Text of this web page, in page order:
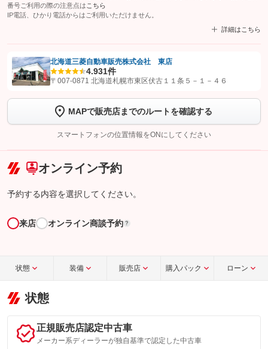
番号ご利用の際の注意点は こちら
IP電話、ひかり電話からはご利用いただけません。
詳細はこちら
【STEP1】認証画面でグーネットを友だち追加してから「許可する」ボタンを押
トーク画面で
ボタンをタップして問い合わせを
完了してください。
こちら
北海道三菱自動車販売株式会社 東店
4.931件
〒007-0871 北海道札幌市東区伏古１１条５－１－４６
MAPで販売店までのルートを確認する
スマートフォンの位置情報をONにしてください
オンライン予約
予約する内容を選択してください。
来店 オンライン商談予約 ?
状態 装備 販売店 購入パック ローン
状態
正規販売店認定中古車
メーカー系ディーラーが独自基準で認定した中古車